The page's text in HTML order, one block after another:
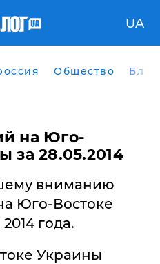
UA
Общество
на Юго-
за 28.05.2014
вниманию
Юго-Востоке
года.
Украины